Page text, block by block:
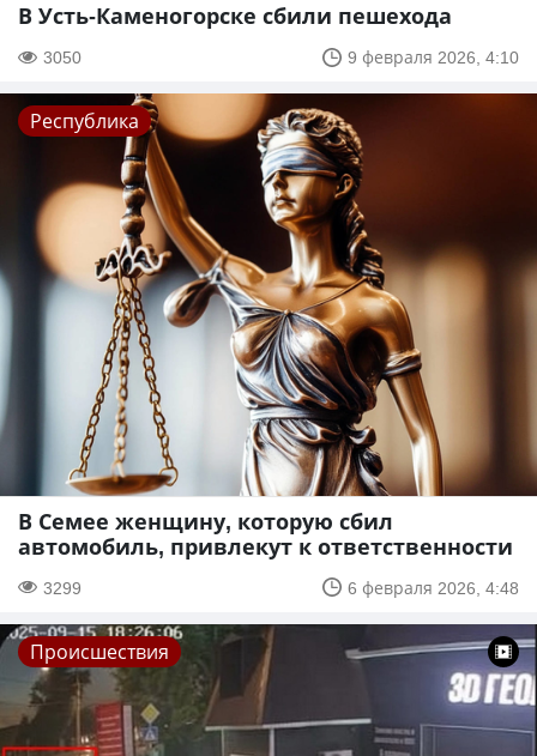
В Усть-Каменогорске сбили пешехода
3050 9 февраля 2026, 4:10
Республика
В Семее женщину, которую сбил
автомобиль, привлекут к ответственности
3299 6 февраля 2026, 4:48
Происшествия